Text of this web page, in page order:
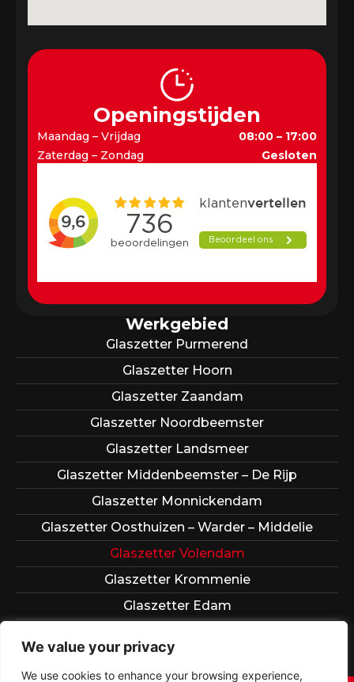
We value your privacy
We use cookies to enhance your browsing experience,
Openingstijden
Maandag – Vrijdag
08:00 – 17:00
Zaterdag – Zondag
Gesloten
Werkgebied
Glaszetter Purmerend
Glaszetter Hoorn
Glaszetter Zaandam
Glaszetter Noordbeemster
Glaszetter Landsmeer
Glaszetter Middenbeemster – De Rijp
Glaszetter Monnickendam
Glaszetter Oosthuizen – Warder – Middelie
Glaszetter Volendam
Glaszetter Krommenie
Glaszetter Edam